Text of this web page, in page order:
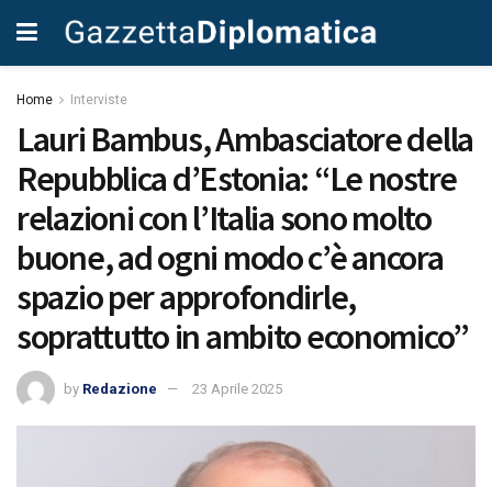
Home Interviste
Lauri Bambus, Ambasciatore della
Repubblica d’Estonia: “Le nostre
relazioni con l’Italia sono molto
buone, ad ogni modo c’è ancora
spazio per approfondirle,
soprattutto in ambito economico”
by Redazione 23 Aprile 2025